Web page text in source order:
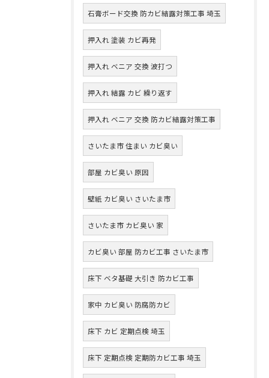
石膏ボード交換 防カビ結露対策工事 埼玉
押入れ 塗装 カビ再発
押入れ ベニア 交換 波打つ
押入れ 結露 カビ 繰り返す
押入れ ベニア 交換 防カビ結露対策工事
さいたま市 住まい カビ臭い
部屋 カビ臭い 原因
壁紙 カビ臭い さいたま市
さいたま市 カビ臭い 家
カビ臭い 部屋 防カビ工事 さいたま市
床下 ベタ基礎 大引き 防カビ工事
家中 カビ臭い 防腐防カビ
床下 カビ 定期点検 埼玉
床下 定期点検 定期防カビ工事 埼玉